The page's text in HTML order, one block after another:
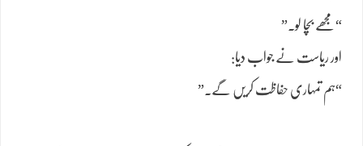
“مجھے بچا لو۔”
اور ریاست نے جواب دیا:
“ہم تمہاری حفاظت کریں گے۔”